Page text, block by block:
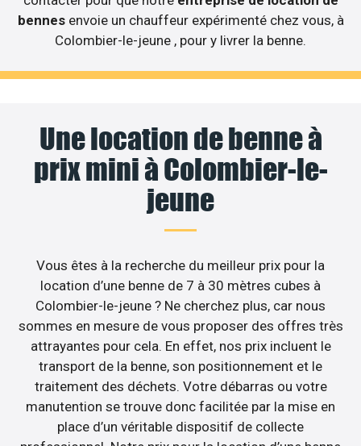
bennesenvoie un chauffeur expérimenté chez vous, à
Colombier-le-jeune , pour y livrer la benne.
Une location de benne à
prix mini à Colombier-le-
jeune
Vous êtes à la recherche du meilleur prix pour la
location d’une benne de 7 à 30 mètres cubes à
Colombier-le-jeune ? Ne cherchez plus, car nous
sommes en mesure de vous proposer des offres très
attrayantes pour cela. En effet, nos prix incluent le
transport de la benne, son positionnement et le
traitement des déchets. Votre débarras ou votre
manutention se trouve donc facilitée par la mise en
place d’un véritable dispositif de collecte